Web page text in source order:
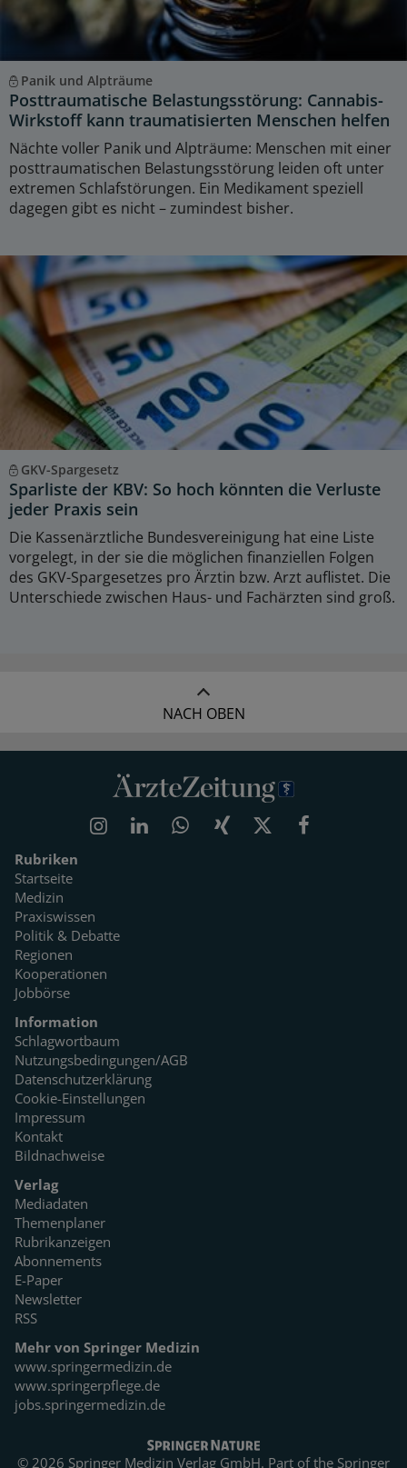
Panik und Alpträume
Posttraumatische Belastungsstörung: Cannabis-
Wirkstoff kann traumatisierten Menschen helfen
Nächte voller Panik und Alpträume: Menschen mit einer
posttraumatischen Belastungsstörung leiden oft unter
extremen Schlafstörungen. Ein Medikament speziell
dagegen gibt es nicht – zumindest bisher.
GKV-Spargesetz
Sparliste der KBV: So hoch könnten die Verluste
jeder Praxis sein
Die Kassenärztliche Bundesvereinigung hat eine Liste
vorgelegt, in der sie die möglichen finanziellen Folgen
des GKV-Spargesetzes pro Ärztin bzw. Arzt auflistet. Die
Unterschiede zwischen Haus- und Fachärzten sind groß.
NACH OBEN
Rubriken
Startseite
Medizin
Praxiswissen
Politik & Debatte
Regionen
Kooperationen
Jobbörse
Information
Schlagwortbaum
Nutzungsbedingungen/AGB
Datenschutzerklärung
Cookie-Einstellungen
Impressum
Kontakt
Bildnachweise
Verlag
Mediadaten
Themenplaner
Rubrikanzeigen
Abonnements
E-Paper
Newsletter
RSS
Mehr von Springer Medizin
www.springermedizin.de
www.springerpflege.de
jobs.springermedizin.de
© 2026 Springer Medizin Verlag GmbH. Part of the Springer